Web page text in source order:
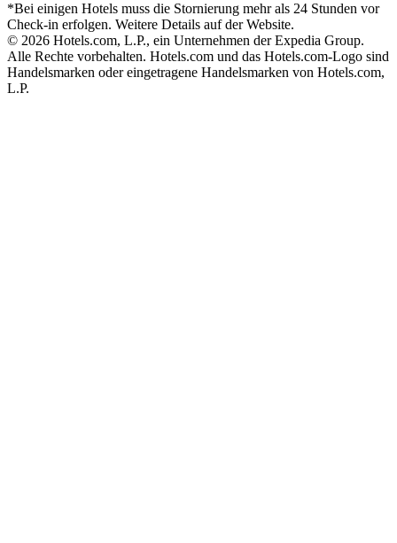
*Bei einigen Hotels muss die Stornierung mehr als 24 Stunden vor
Check-in erfolgen. Weitere Details auf der Website.
© 2026 Hotels.com, L.P., ein Unternehmen der Expedia Group.
Alle Rechte vorbehalten. Hotels.com und das Hotels.com-Logo sind
Handelsmarken oder eingetragene Handelsmarken von Hotels.com,
L.P.